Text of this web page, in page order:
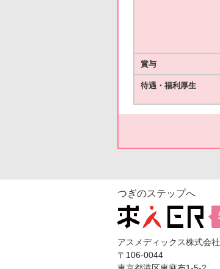
賞与
待遇・福利厚生
つぎのステップへ
アスメディックス株式会社
〒106-0044